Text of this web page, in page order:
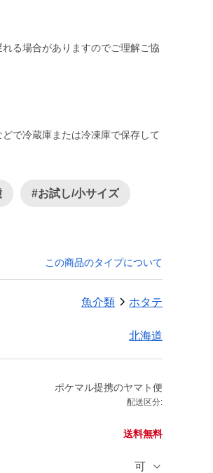
る場合がありますのでご理解ご協
で冷蔵庫または冷凍庫で保存して
#お試し/小サイズ
この商品のタイプについて
魚介類 ホタテ
北海道
ポケマル提携のヤマト便
配送区分:
送料無料
可